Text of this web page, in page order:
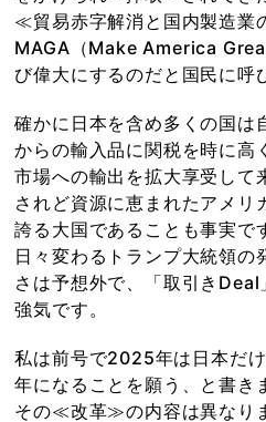
≪貿易赤字解消と国内製造業
MAGA（Make America
び偉大にするのだと国民に呼
確かに日本を含め多くの国は
からの輸入品に関税を時に高
市場への輸出を拡大享受して
されど資源に恵まれたアメリ
誇る大国であることも事実で
日々変わるトランプ大統領の
さは予想外で、「取引きDeal
強気です。
私は前号で2025年は日本だ
年になることを願う、と書き
その≪改革≫の内容は異なり